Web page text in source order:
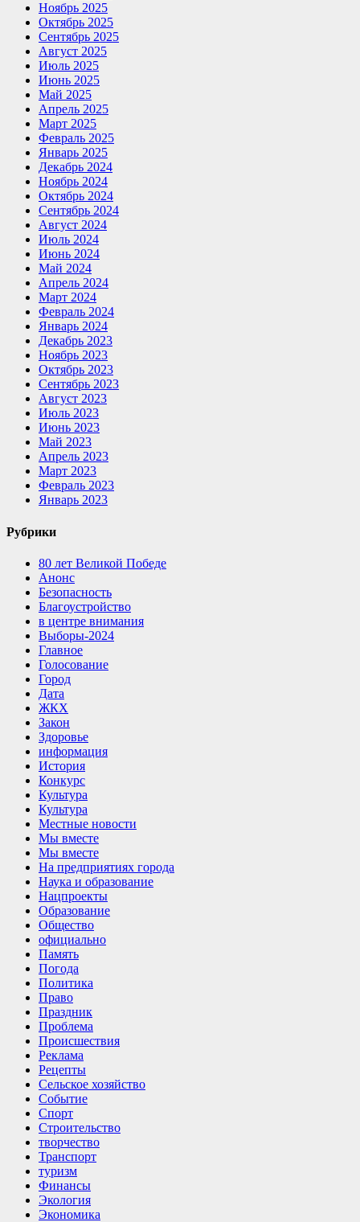
Ноябрь 2025
Октябрь 2025
Сентябрь 2025
Август 2025
Июль 2025
Июнь 2025
Май 2025
Апрель 2025
Март 2025
Февраль 2025
Январь 2025
Декабрь 2024
Ноябрь 2024
Октябрь 2024
Сентябрь 2024
Август 2024
Июль 2024
Июнь 2024
Май 2024
Апрель 2024
Март 2024
Февраль 2024
Январь 2024
Декабрь 2023
Ноябрь 2023
Октябрь 2023
Сентябрь 2023
Август 2023
Июль 2023
Июнь 2023
Май 2023
Апрель 2023
Март 2023
Февраль 2023
Январь 2023
Рубрики
80 лет Великой Победе
Анонс
Безопасность
Благоустройство
в центре внимания
Выборы-2024
Главное
Голосование
Город
Дата
ЖКХ
Закон
Здоровье
информация
История
Конкурс
Культура
Культура
Местные новости
Мы вместе
Мы вместе
На предприятиях города
Наука и образование
Нацпроекты
Образование
Общество
официально
Память
Погода
Политика
Право
Праздник
Проблема
Происшествия
Реклама
Рецепты
Сельское хозяйство
Событие
Спорт
Строительство
творчество
Транспорт
туризм
Финансы
Экология
Экономика